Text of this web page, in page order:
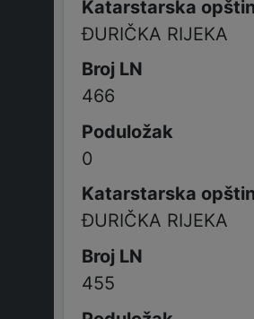
ĐURIČKA RIJEKA
466
0
ĐURIČKA RIJEKA
455